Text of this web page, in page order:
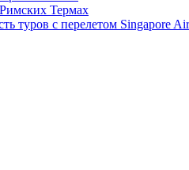
Термах
с перелетом Singapore